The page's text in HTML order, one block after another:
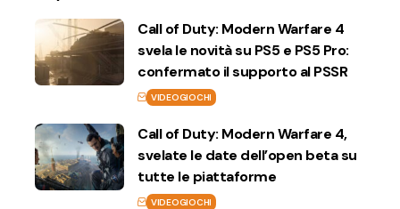
Call of Duty: Modern Warfare 4
svela le novità su PS5 e PS5 Pro:
confermato il supporto al PSSR
VIDEOGIOCHI
Call of Duty: Modern Warfare 4,
svelate le date dell’open beta su
tutte le piattaforme
VIDEOGIOCHI